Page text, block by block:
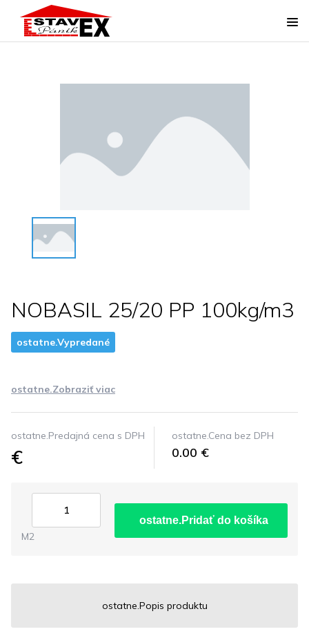
NOBASIL 25/20 PP 100kg/m3
ostatne.Vypredané
ostatne.Zobraziť viac
ostatne.Predajná cena s DPH
€
ostatne.Cena bez DPH
0.00 €
M2
ostatne.Pridať do košíka
ostatne.Popis produktu